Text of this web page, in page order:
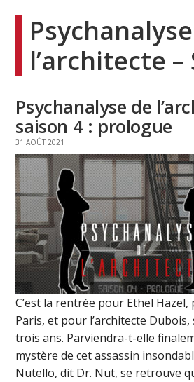
l’architecte –
Psychanalyse de
saison 4 : prologue
31 AOÛT 2021
C’est la rentrée pour Ethel
Paris, et pour l’architecte
trois ans. Parviendra-t-elle
mystère de cet assassin
Nutello, dit Dr. Nut, se retrouve